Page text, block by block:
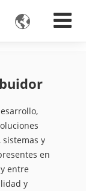

y
en
entre
y